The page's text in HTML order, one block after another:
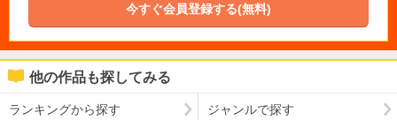
今すぐ会員登録する(無料)
他の作品も探してみる
ランキングから探す ジャンルで探す